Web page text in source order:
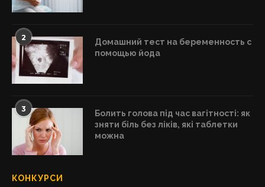
2
Домашний тест на беременность с
помощью йода
3
Болить голова під час вагітності: як
зняти біль без ліків, які таблетки
можна
КОНКУРСИ